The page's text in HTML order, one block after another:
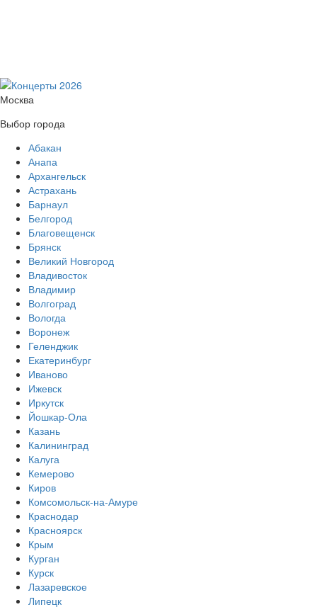
Москва
Выбор города
Абакан
Анапа
Архангельск
Астрахань
Барнаул
Белгород
Благовещенск
Брянск
Великий Новгород
Владивосток
Владимир
Волгоград
Вологда
Воронеж
Геленджик
Екатеринбург
Иваново
Ижевск
Иркутск
Йошкар-Ола
Казань
Калининград
Калуга
Кемерово
Киров
Комсомольск-на-Амуре
Краснодар
Красноярск
Крым
Курган
Курск
Лазаревское
Липецк